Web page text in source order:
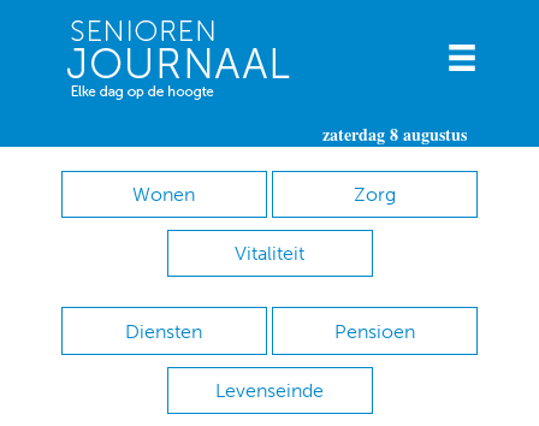
zaterdag 8 augustus
Wonen Zorg
Vitaliteit
Diensten Pensioen
Levenseinde